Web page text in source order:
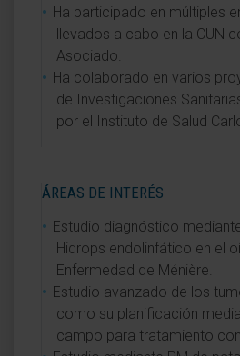
Ha participado en múltiples
llevados a cabo en la CUN
Asociado.
Ha colaborado en varios
de Investigaciones
por el Instituto de Salud
ÁREAS DE INTERÉS
Estudio diagnóstico
Hidrops endolinfático en el
Enfermedad de Ménière.
Estudio avanzado de los
como su planificación
campo para tratamiento